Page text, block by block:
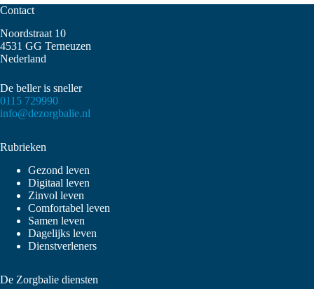
Contact
Noordstraat 10
4531 GG Terneuzen
Nederland
De beller is sneller
0115 729990
info@dezorgbalie.nl
Rubrieken
Gezond leven
Digitaal leven
Zinvol leven
Comfortabel leven
Samen leven
Dagelijks leven
Dienstverleners
De Zorgbalie diensten